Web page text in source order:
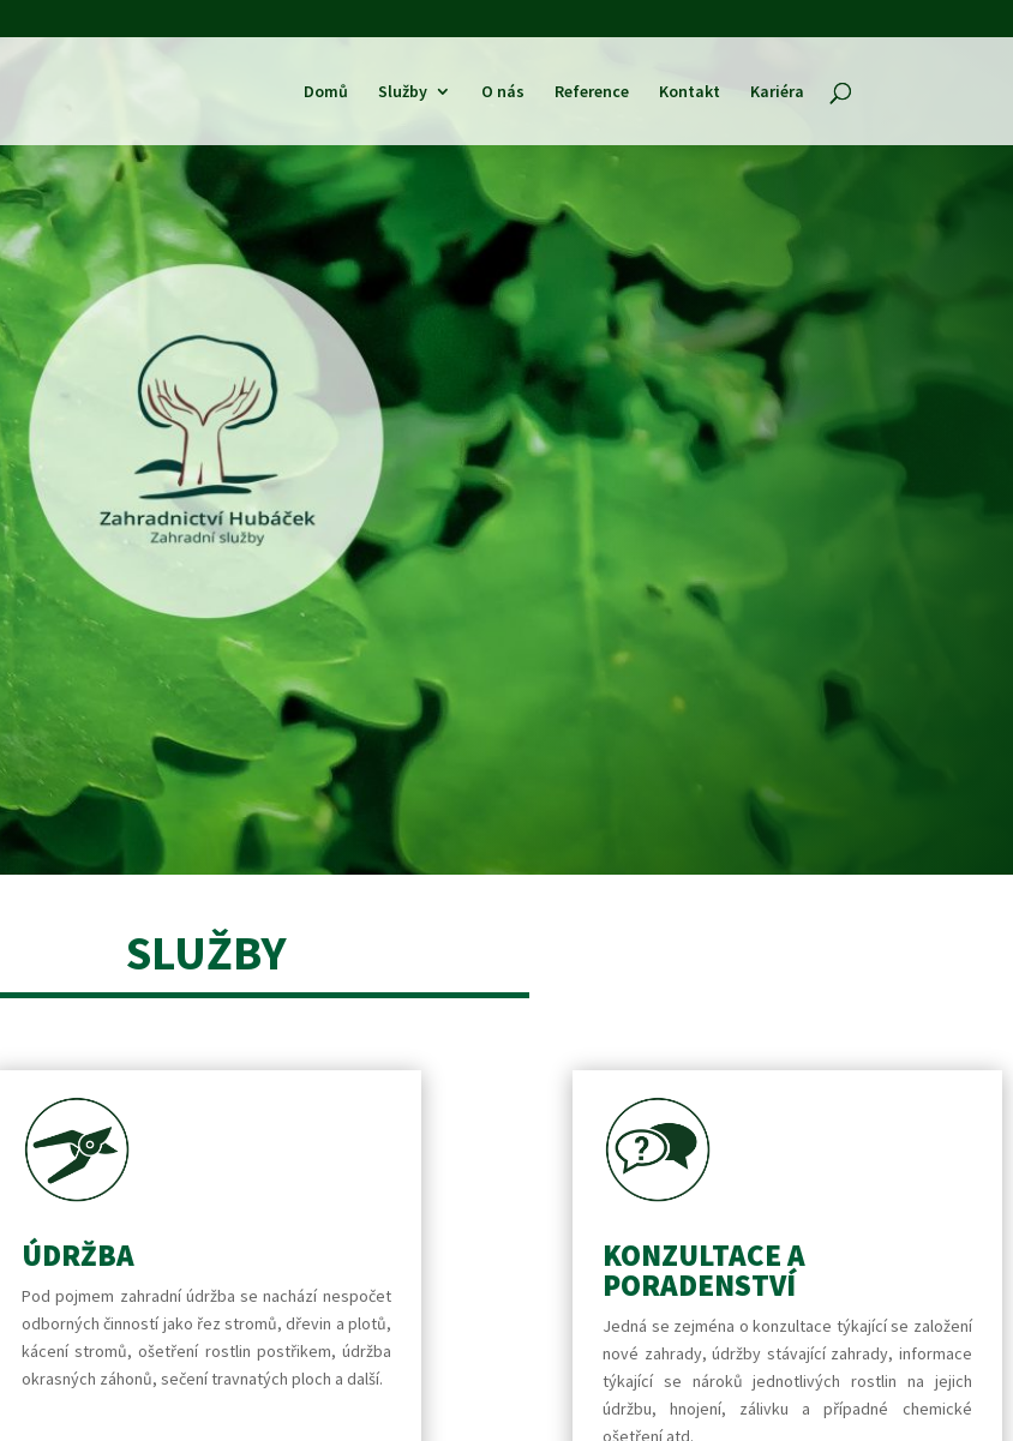
Domů Služby O nás Reference Kontakt Kariéra
SLUŽBY
ÚDRŽBA
Pod pojmem zahradní údržba se nachází nespočet
odborných činností jako řez stromů, dřevin a plotů,
kácení stromů, ošetření rostlin postřikem, údržba
okrasných záhonů, sečení travnatých ploch a další.
KONZULTACE A
PORADENSTVÍ
Jedná se zejména o konzultace týkající se založení
nové zahrady, údržby stávající zahrady, informace
týkající se nároků jednotlivých rostlin na jejich
údržbu, hnojení, zálivku a případné chemické
ošetření atd.